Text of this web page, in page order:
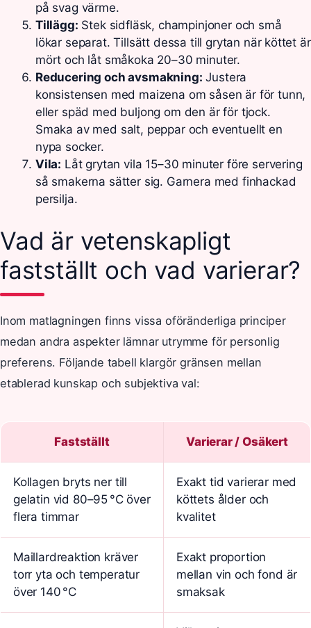
på svag värme.
Tillägg: Stek sidfläsk, champinjoner och små
lökar separat. Tillsätt dessa till grytan när köttet är
mört och låt småkoka 20–30 minuter.
Reducering och avsmakning: Justera
konsistensen med maizena om såsen är för tunn,
eller späd med buljong om den är för tjock.
Smaka av med salt, peppar och eventuellt en
nypa socker.
Vila: Låt grytan vila 15–30 minuter före servering
så smakerna sätter sig. Garnera med finhackad
persilja.
Vad är vetenskapligt
fastställt och vad varierar?
Inom matlagningen finns vissa oföränderliga principer
medan andra aspekter lämnar utrymme för personlig
preferens. Följande tabell klargör gränsen mellan
etablerad kunskap och subjektiva val:
Fastställt Varierar / Osäkert
Kollagen bryts ner till
gelatin vid 80–95 °C över
flera timmar
Exakt tid varierar med
köttets ålder och
kvalitet
Maillardreaktion kräver
torr yta och temperatur
över 140 °C
Exakt proportion
mellan vin och fond är
smaksak